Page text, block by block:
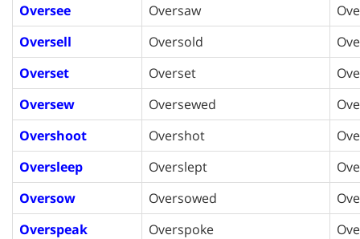
Oversee
Oversaw
Oversell
Oversold
Overset
Overset
Oversew
Oversewed
Overshoot
Overshot
Oversleep
Overslept
Oversow
Oversowed
Overspeak
Overspoke